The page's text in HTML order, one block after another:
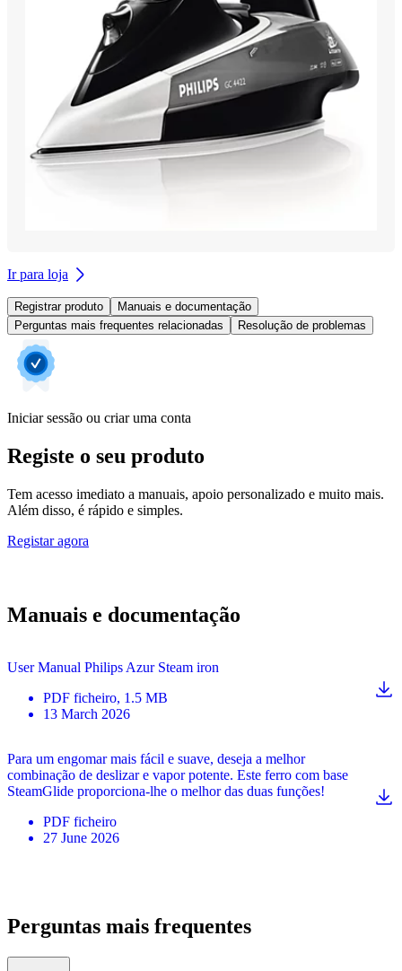
Ir para loja
Registrar produto
Manuais e documentação
Perguntas mais frequentes relacionadas
Resolução de problemas
Iniciar sessão ou criar uma conta
Registe o seu produto
Tem acesso imediato a manuais, apoio personalizado e muito mais.
Além disso, é rápido e simples.
Registar agora
Manuais e documentação
User Manual Philips Azur Steam iron
PDF ficheiro, 1.5 MB
13 March 2026
Para um engomar mais fácil e suave, deseja a melhor
combinação de deslizar e vapor potente. Este ferro com base
SteamGlide proporciona-lhe o melhor das duas funções!
PDF ficheiro
27 June 2026
Perguntas mais frequentes